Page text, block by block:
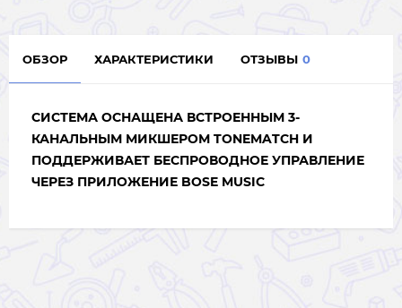
ОБЗОР ХАРАКТЕРИСТИКИ ОТЗЫВЫ 0
СИСТЕМА ОСНАЩЕНА ВСТРОЕННЫМ 3-
КАНАЛЬНЫМ МИКШЕРОМ TONEMATCH И
ПОДДЕРЖИВАЕТ БЕСПРОВОДНОЕ УПРАВЛЕНИЕ
ЧЕРЕЗ ПРИЛОЖЕНИЕ BOSE MUSIC